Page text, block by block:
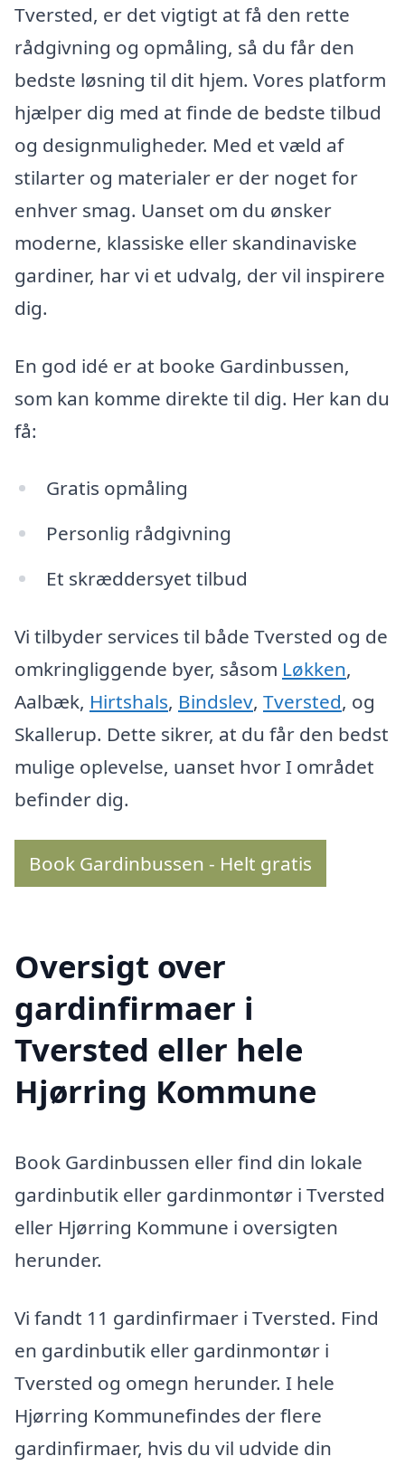
Tversted, er det vigtigt at få den rette
rådgivning og opmåling, så du får den
bedste løsning til dit hjem. Vores platform
hjælper dig med at finde de bedste tilbud
og designmuligheder. Med et væld af
stilarter og materialer er der noget for
enhver smag. Uanset om du ønsker
moderne, klassiske eller skandinaviske
gardiner, har vi et udvalg, der vil inspirere
dig.
En god idé er at booke Gardinbussen,
som kan komme direkte til dig. Her kan du
få:
Gratis opmåling
Personlig rådgivning
Et skræddersyet tilbud
Vi tilbyder services til både Tversted og de
omkringliggende byer, såsom Løkken,
Aalbæk, Hirtshals, Bindslev, Tversted, og
Skallerup. Dette sikrer, at du får den bedst
mulige oplevelse, uanset hvor I området
befinder dig.
Book Gardinbussen - Helt gratis
Oversigt over
gardinfirmaer i
Tversted eller hele
Hjørring Kommune
Book Gardinbussen eller find din lokale
gardinbutik eller gardinmontør i Tversted
eller Hjørring Kommune i oversigten
herunder.
Vi fandt 11 gardinfirmaer i Tversted. Find
en gardinbutik eller gardinmontør i
Tversted og omegn herunder. I hele
Hjørring Kommunefindes der flere
gardinfirmaer, hvis du vil udvide din